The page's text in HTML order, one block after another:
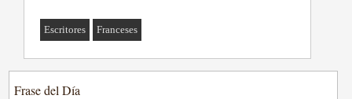
Escritores Franceses
Frase del Día